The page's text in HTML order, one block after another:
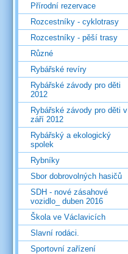
Přírodní rezervace
Rozcestníky - cyklotrasy
Rozcestníky - pěší trasy
Různé
Rybářské revíry
Rybářské závody pro děti
2012
Rybářské závody pro děti v
září 2012
Rybářský a ekologický
spolek
Rybníky
Sbor dobrovolných hasičů
SDH - nové zásahové
vozidlo_ duben 2016
Škola ve Václavicích
Slavní rodáci.
Sportovní zařízení